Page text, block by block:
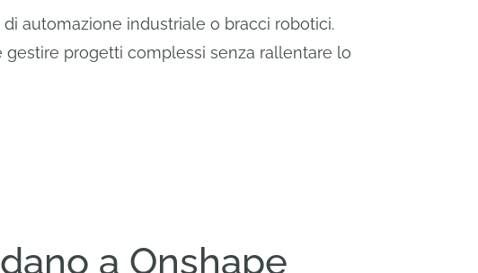
automazione industriale o bracci robotici.
progetti complessi senza rallentare lo
a Onshape